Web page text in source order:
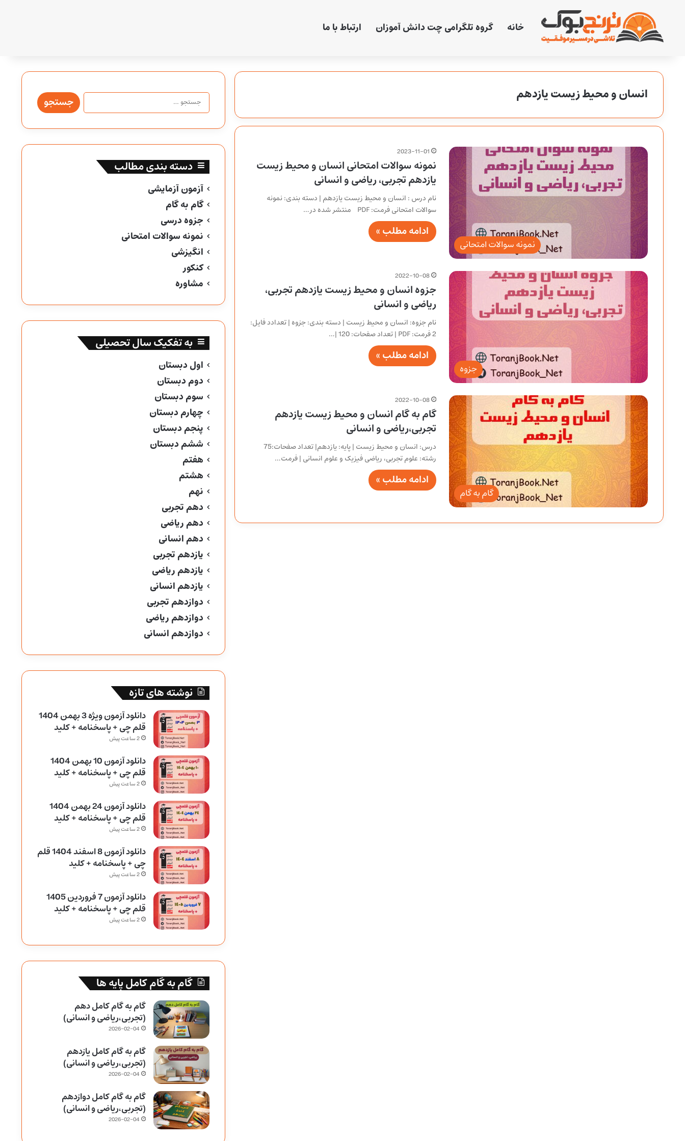
خانه گروه تلگرامی چت دانش آموزان ارتباط با ما
انسان و محیط زیست یازدهم
نمونه سوالات امتحانی
2023-11-01
نمونه سوالات امتحانی انسان و محیط زیست
یازدهم تجربی، ریاضی و انسانی
نام درس : انسان و محیط زیست یازدهم | دسته بندی: نمونه
سوالات امتحانی فرمت: PDF منتشر شده در…
ادامه مطلب »
جزوه
2022-10-08
جزوه انسان و محیط زیست یازدهم تجربی،
ریاضی و انسانی
نام جزوه: انسان و محیط زیست | دسته بندی: جزوه | تعدادد فایل:
2 فرمت: PDF | تعداد صفحات: 120 |…
ادامه مطلب »
گام به گام
2022-10-08
گام به گام انسان و محیط زیست یازدهم
تجربی،ریاضی و انسانی
درس: انسان و محیط زیست | پایه: یازدهم| تعداد صفحات:75
رشته: علوم تجربی، ریاضی فیزیک و علوم انسانی | فرمت…
ادامه مطلب »
جستجو
برای:
دسته بندی مطالب
آزمون آزمایشی
گام به گام
جزوه درسی
نمونه سوالات امتحانی
انگیزشی
کنکور
مشاوره
به تفکیک سال تحصیلی
اول دبستان
دوم دبستان
سوم دبستان
چهارم دبستان
پنجم دبستان
ششم دبستان
هفتم
هشتم
نهم
دهم تجربی
دهم ریاضی
دهم انسانی
یازدهم تجربی
یازدهم ریاضی
یازدهم انسانی
دوازدهم تجربی
دوازدهم ریاضی
دوازدهم انسانی
نوشته های تازه
دانلود آزمون ویژه 3 بهمن 1404
قلم چی + پاسخنامه + کلید
2 ساعت پیش
دانلود آزمون 10 بهمن 1404
قلم چی + پاسخنامه + کلید
2 ساعت پیش
دانلود آزمون 24 بهمن 1404
قلم چی + پاسخنامه + کلید
2 ساعت پیش
دانلود آزمون 8 اسفند 1404 قلم
چی + پاسخنامه + کلید
2 ساعت پیش
دانلود آزمون 7 فروردین 1405
قلم چی + پاسخنامه + کلید
2 ساعت پیش
گام به گام کامل پایه ها
گام به گام کامل دهم
(تجربی،ریاضی و انسانی)
2026-02-04
گام به گام کامل یازدهم
(تجربی،ریاضی و انسانی)
2026-02-04
گام به گام کامل دوازدهم
(تجربی،ریاضی و انسانی)
2026-02-04